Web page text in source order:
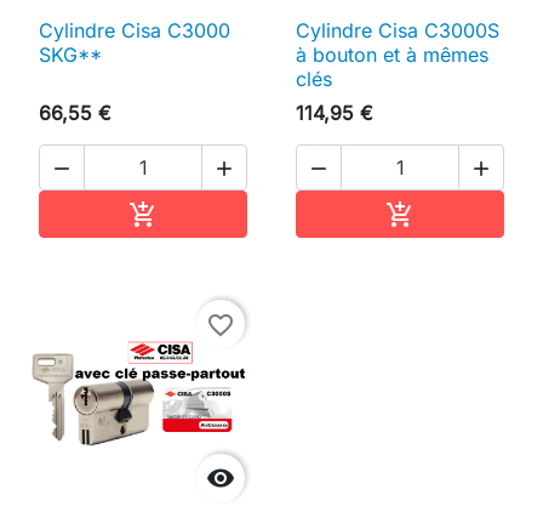
Cylindre Cisa C3000
SKG**
66,55 €
 

Cylindre Cisa C3000S
à bouton et à mêmes
clés
114,95 €
 


favorite_border